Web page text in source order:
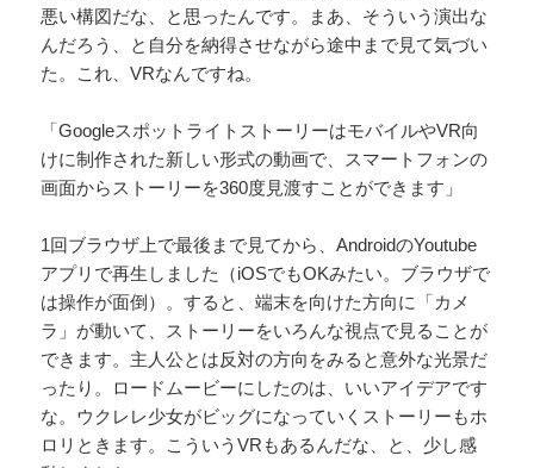
悪い構図だな、と思ったんです。まあ、そういう演出な
んだろう、と自分を納得させながら途中まで見て気づい
た。これ、VRなんですね。
「GoogleスポットライトストーリーはモバイルやVR向
けに制作された新しい形式の動画で、スマートフォンの
画面からストーリーを360度見渡すことができます」
1回ブラウザ上で最後まで見てから、AndroidのYoutube
アプリで再生しました（iOSでもOKみたい。ブラウザで
は操作が面倒）。すると、端末を向けた方向に「カメ
ラ」が動いて、ストーリーをいろんな視点で見ることが
できます。主人公とは反対の方向をみると意外な光景だ
ったり。ロードムービーにしたのは、いいアイデアです
な。ウクレレ少女がビッグになっていくストーリーもホ
ロリときます。こういうVRもあるんだな、と、少し感